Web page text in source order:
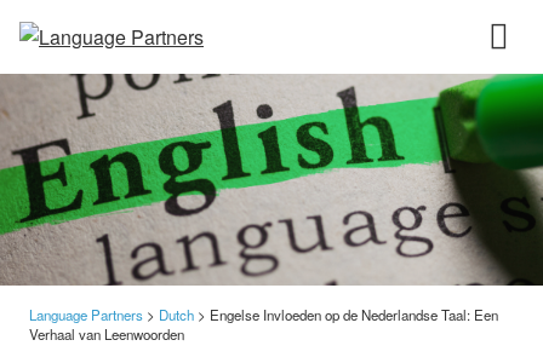
Language Partners > Dutch > Engelse Invloeden op de Nederlandse Taal: Een
Verhaal van Leenwoorden